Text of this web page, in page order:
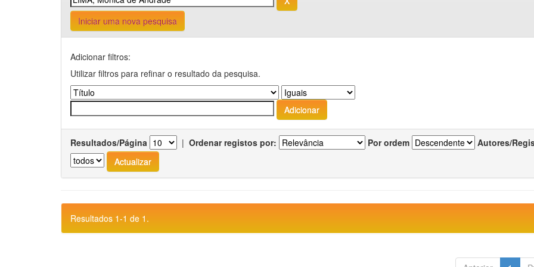
Iniciar uma nova pesquisa
Adicionar filtros:
Utilizar filtros para refinar o resultado da pesquisa.
Resultados/Página | Ordenar registos por: Por ordem Autores/
Resultados 1-1 de 1.